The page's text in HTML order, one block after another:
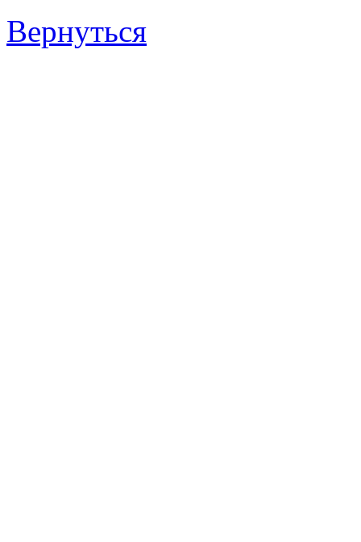
Вернуться